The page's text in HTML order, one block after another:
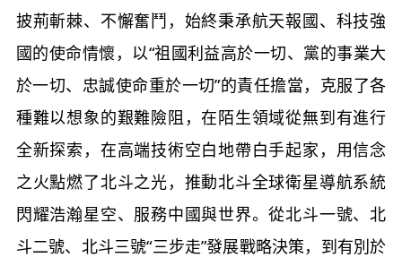
披荊斬棘、不懈奮鬥，始終秉承航天報國、科技強
國的使命情懷，以“祖國利益高於一切、黨的事業大
於一切、忠誠使命重於一切”的責任擔當，克服了各
種難以想象的艱難險阻，在陌生領域從無到有進行
全新探索，在高端技術空白地帶白手起家，用信念
之火點燃了北斗之光，推動北斗全球衛星導航系統
閃耀浩瀚星空、服務中國與世界。從北斗一號、北
斗二號、北斗三號“三步走”發展戰略決策，到有別於